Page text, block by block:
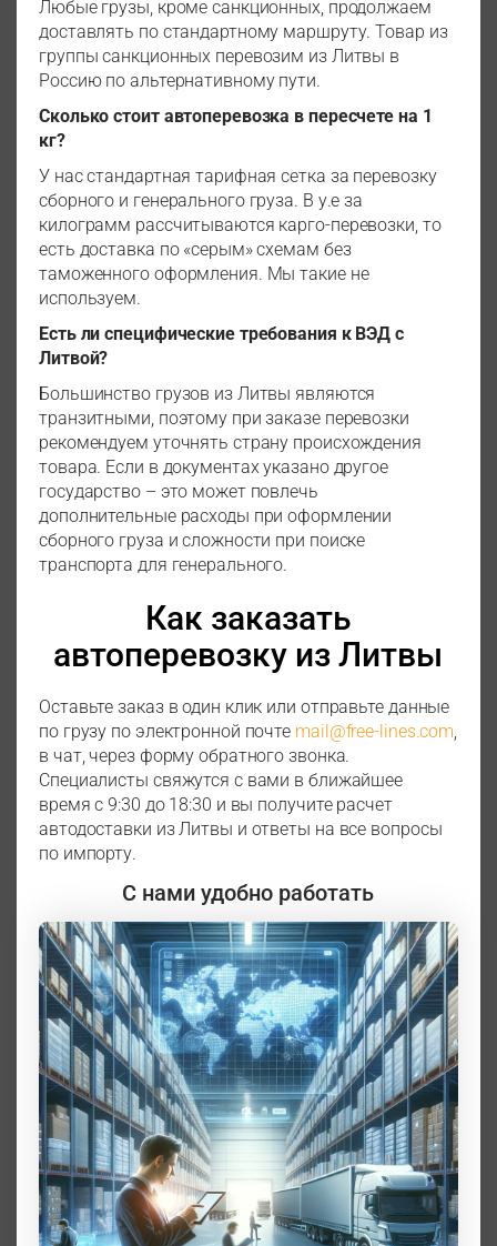
Любые грузы, кроме санкционных, продолжаем
доставлять по стандартному маршруту. Товар из
группы санкционных перевозим из Литвы в
Россию по альтернативному пути.
Сколько стоит автоперевозка в пересчете на 1
кг?
У нас стандартная тарифная сетка за перевозку
сборного и генерального груза. В у.е за
килограмм рассчитываются карго-перевозки, то
есть доставка по «серым» схемам без
таможенного оформления. Мы такие не
используем.
Есть ли специфические требования к ВЭД с
Литвой?
Большинство грузов из Литвы являются
транзитными, поэтому при заказе перевозки
рекомендуем уточнять страну происхождения
товара. Если в документах указано другое
государство – это может повлечь
дополнительные расходы при оформлении
сборного груза и сложности при поиске
транспорта для генерального.
Как заказать
автоперевозку из Литвы
Оставьте заказ в один клик или отправьте данные
по грузу по электронной почте mail@free-lines.com,
в чат, через форму обратного звонка.
Специалисты свяжутся с вами в ближайшее
время с 9:30 до 18:30 и вы получите расчет
автодоставки из Литвы и ответы на все вопросы
по импорту.
С нами удобно работать